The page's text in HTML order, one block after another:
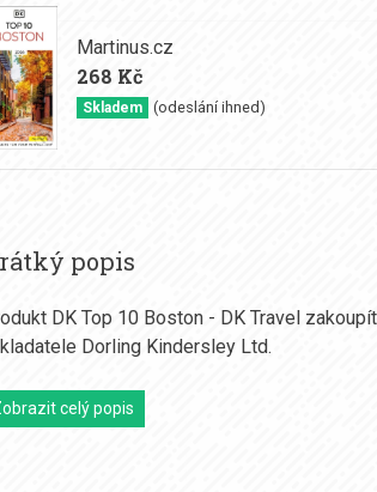
Martinus.cz
268 Kč
Skladem (odeslání ihned)
popis
DK Top 10 Boston - DK Travel
Dorling Kindersley Ltd.
celý popis